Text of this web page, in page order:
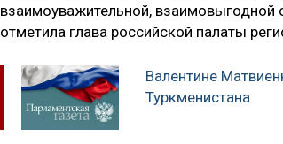
взаимоуважительной, взаимовыгодной
отметила глава российской палаты
Валентине
Туркменистана